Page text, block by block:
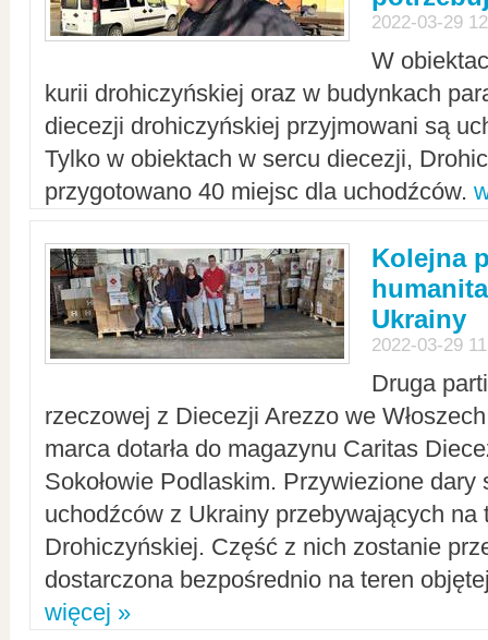
2022-03-29
W
kurii drohiczyńskiej oraz w budynkach
diecezji drohiczyńskiej przyjmowani są
Tylko w obiektach w sercu diecezji,
przygotowano 40 miejsc dla uchodźców.
Kolejna
Ukrainy
2022-03-29
Druga
rzeczowej z Diecezji Arezzo we
marca dotarła do magazynu Caritas
Sokołowie Podlaskim. Przywiezione dary
uchodźców z Ukrainy przebywających na
Drohiczyńskiej. Część z nich zostanie
dostarczona bezpośrednio na teren
więcej »